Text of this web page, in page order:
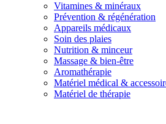
Vitamines & minéraux
Prévention & régénération
Appareils médicaux
Soin des plaies
Nutrition & minceur
Massage & bien-être
Aromathérapie
Matériel médical &
Matériel de thérapie